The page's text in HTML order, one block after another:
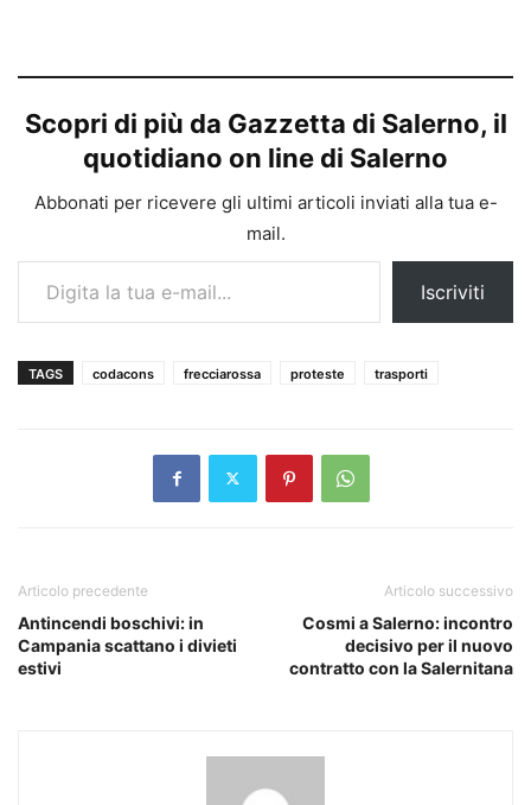
Scopri di più da Gazzetta di Salerno, il
quotidiano on line di Salerno
Abbonati per ricevere gli ultimi articoli inviati alla tua e-
mail.
Digita la tua e-mail...
Iscriviti
TAGS codacons frecciarossa proteste trasporti
Articolo precedente
Antincendi boschivi: in
Campania scattano i divieti
estivi
Articolo successivo
Cosmi a Salerno: incontro
decisivo per il nuovo
contratto con la Salernitana